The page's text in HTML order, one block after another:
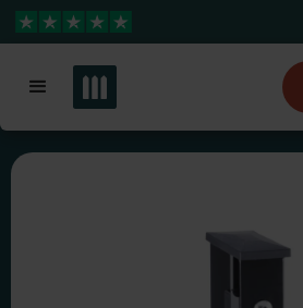
Wähle ein anderes Land, um
Standort zu sehen
Land ändern
4,3 Sterne